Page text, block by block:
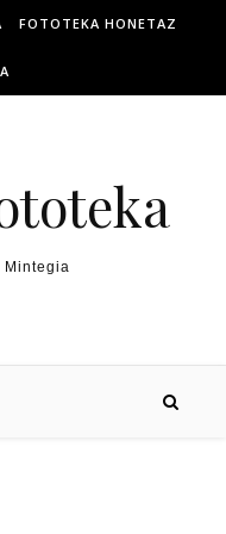
FOTOTEKA HONETAZ
Mintegia